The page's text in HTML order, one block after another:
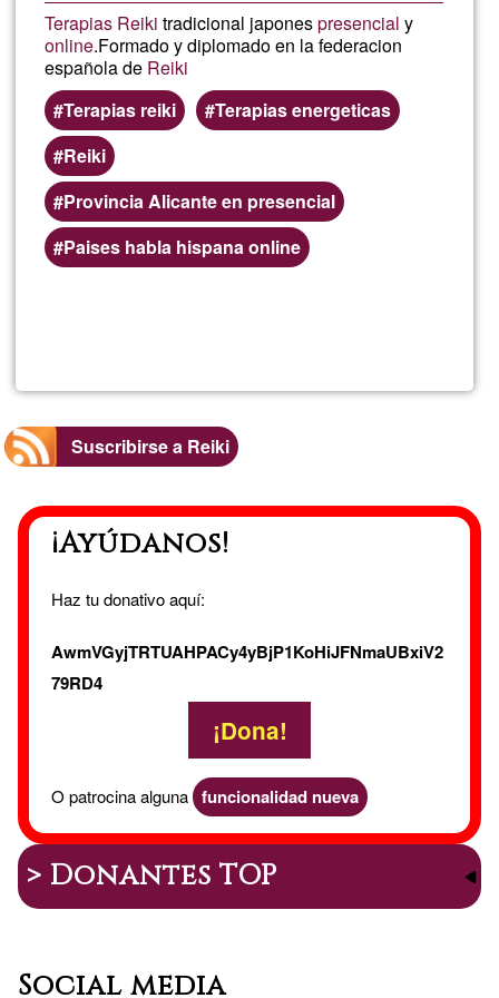
Terapias Reiki tradicional japonespresencial y
online.Formado y diplomado en la federacion
española de Reiki
Terapias reiki
Terapias energeticas
Reiki
Provincia Alicante en presencial
Paises habla hispana online
Marino
Suscribirse a Reiki
¡Ayúdanos!
Haz tu donativo aquí:
AwmVGyjTRTUAHPACy4yBjP1KoHiJFNmaUBxiV2
79RD4
¡Dona!
O patrocina alguna funcionalidad nueva
> Donantes TOP
Social media